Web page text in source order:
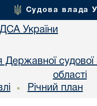
Судова влада
ДСА України
Державної судової
області
• Річний план